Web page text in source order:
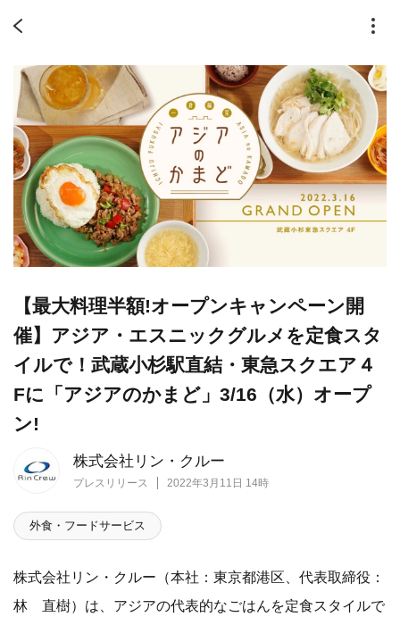
株式会社リン・クルー
プレスリリース 2022年3月11日 14時
【最大料理半額!オープンキャンペーン開
催】アジア・エスニックグルメを定食スタ
イルで！武蔵小杉駅直結・東急スクエア４
Fに「アジアのかまど」3/16（水）オープ
ン!
外食・フードサービス
株式会社リン・クルー（本社：東京都港区、代表取締役：
林 直樹）は、アジアの代表的なごはんを定食スタイルで